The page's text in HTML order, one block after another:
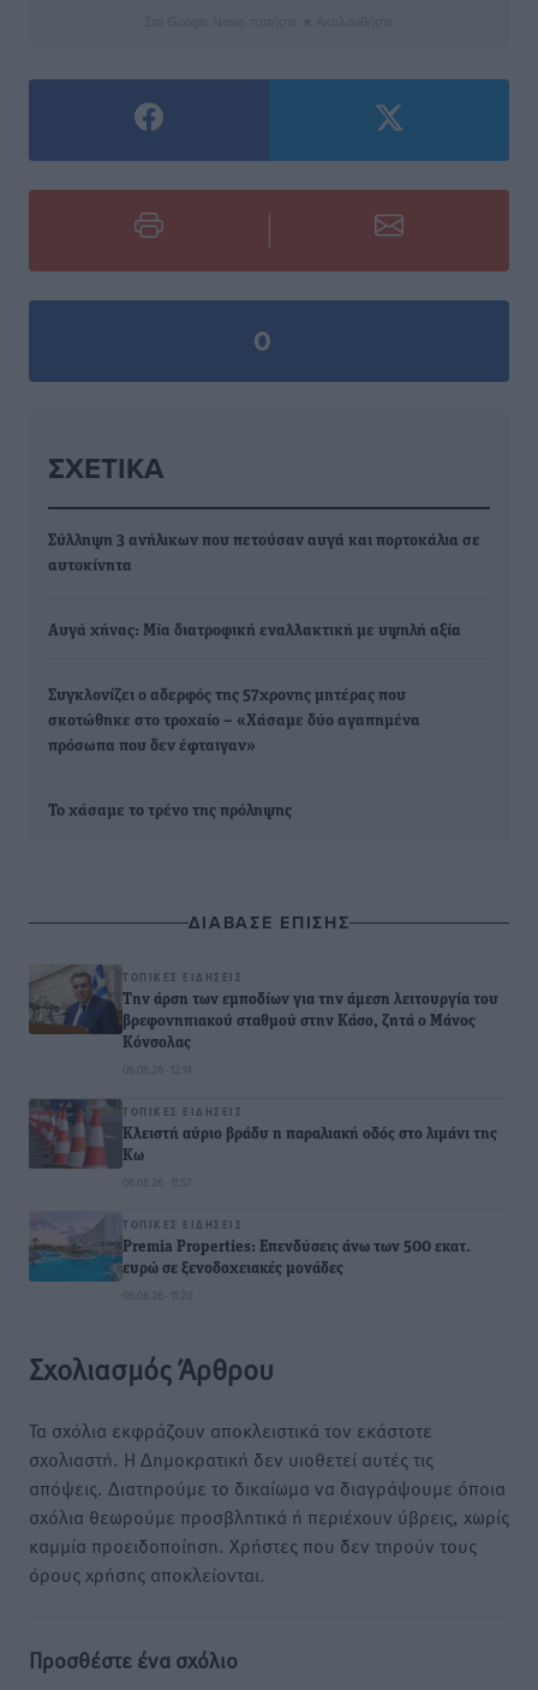
0
ΣΧΕΤΙΚΆ
Σύλληψη 3 ανήλικων που πετούσαν αυγά και πορτοκάλια σε
αυτοκίνητα
Αυγά χήνας: Μία διατροφική εναλλακτική με υψηλή αξία
Συγκλονίζει ο αδερφός της 57χρονης μητέρας που
σκοτώθηκε στο τροχαίο – «Χάσαμε δύο αγαπημένα
πρόσωπα που δεν έφταιγαν»
Το χάσαμε το τρένο της πρόληψης
ΔΙΑΒΑΣΕ ΕΠΙΣΗΣ
ΤΟΠΙΚΈΣ ΕΙΔΉΣΕΙΣ
Την άρση των εμποδίων για την άμεση λειτουργία του
βρεφονηπιακού σταθμού στην Κάσο, ζητά ο Μάνος
Κόνσολας
06.08.26 · 12:14
ΤΟΠΙΚΈΣ ΕΙΔΉΣΕΙΣ
Κλειστή αύριο βράδυ η παραλιακή οδός στο λιμάνι της
Κω
06.08.26 · 11:57
ΤΟΠΙΚΈΣ ΕΙΔΉΣΕΙΣ
Premia Properties: Επενδύσεις άνω των 500 εκατ.
ευρώ σε ξενοδοχειακές μονάδες
06.08.26 · 11:20
Σχολιασμός Άρθρου
Τα σχόλια εκφράζουν αποκλειστικά τον εκάστοτε
σχολιαστή. Η Δημοκρατική δεν υιοθετεί αυτές τις
απόψεις. Διατηρούμε το δικαίωμα να διαγράψουμε όποια
σχόλια θεωρούμε προσβλητικά ή περιέχουν ύβρεις, χωρίς
καμμία προειδοποίηση. Χρήστες που δεν τηρούν τους
όρους χρήσης αποκλείονται.
Προσθέστε ένα σχόλιο